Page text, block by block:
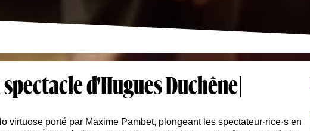
spectacle d'Hugues Duchêne]
virtuose porté par Maxime Pambet, plongeant les spectateur·rice·s en